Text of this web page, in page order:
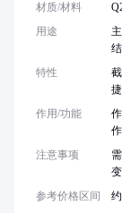
材质/材料
用途
特性
作用/功能
作
注意事项
参考价格区间